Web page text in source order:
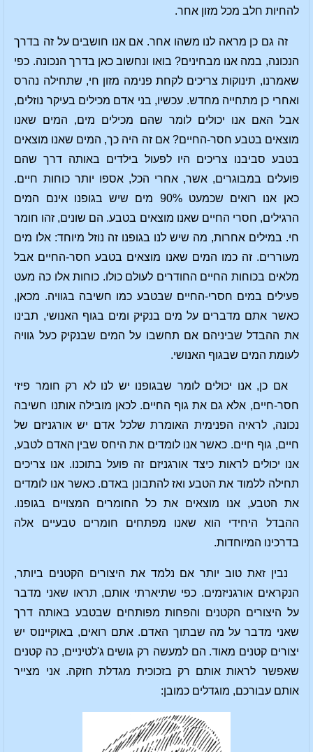
להחיות חלב מכל מזון אחר.
זה גם כן מראה לנו משהו אחר. אם אנו חושבים על זה בדרך
הנכונה, במה אנו מבחינים? בואו ונחשוב כאן בדרך הנכונה. כפי
שאמרנו, תינוקות צריכים לקחת פנימה מזון חי, שתחילה נהרס
ואחרי כן מתחייה מחדש. עכשיו, בני אדם מכילים בעיקר נוזלים,
אבל האם אנו יכולים לומר שהם מכילים מים, המים שאנו
מוצאים בטבע חסר-החיים? אם זה היה כך, המים שאנו מוצאים
בטבע סביבנו צריכים היו לפעול בילדים באותה דרך שהם
פועלים במבוגרים, אשר, אחרי הכל, אספו יותר כוחות חיים.
כאן אנו רואים שכמעט 90% מים שיש בגופנו אינם המים
הרגילים, חסרי החיים שאנו מוצאים בטבע. הם שונים, זהו חומר
חי. במילים אחרות, מה שיש לנו בגופנו זה נוזל מיוחד: אלו מים
מעוררים. זה כמו המים שאנו מוצאים בטבע חסר-החיים אבל
מלאים בכוחות החיים החודרים לעולם כולו. כוחות אלו כה מעט
פעילים במים חסרי-החיים שבטבע כמו חשיבה בגוויה. מכאן,
כאשר אתם מדברים על מים בנקיק ומים בגוף האנושי, תבינו
את ההבדל שביניהם אם תחשבו על המים שבנקיק כעל גוויה
לעומת המים שבגוף האנושי.
אם כן, אנו יכולים לומר שבגופנו יש לנו לא רק חומר פיזי
חסר-חיים, אלא גם את גוף החיים. לכאן מובילה אותנו חשיבה
נכונה, לראיה הפנימית האומרת שלכל אדם יש אורגניזם של
חיים, גוף חיים. כאשר אנו לומדים את היחס שבין האדם לטבע,
אנו יכולים לראות כיצד אורגניזם זה פועל בתוכנו. אנו צריכים
תחילה ללמוד את הטבע ואז להתבונן באדם. כאשר אנו לומדים
את הטבע, אנו מוצאים את כל החומרים המצויים בגופנו.
ההבדל היחידי הוא שאנו מפתחים חומרים טבעיים אלה
בדרכינו המיוחדות.
נבין זאת טוב יותר אם נלמד את היצורים הקטנים ביותר,
הנקראים אורגניזמים. כפי שתיארתי אותם, תראו שאני מדבר
על היצורים הקטנים והפחות מפותחים שבטבע באותה דרך
שאני מדבר על מה שבתוך האדם. אתם רואים, באוקיינוס יש
יצורים קטנים מאוד. הם למעשה רק גושים ג'לטיניים, כה קטנים
שאפשר לראות אותם רק בזכוכית מגדלת חזקה. אני מצייר
אותם עבורכם, מוגדלים כמובן: